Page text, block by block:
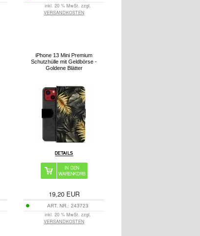
inkl. 20 % MwSt. zzgl.
VERSANDKOSTEN
iPhone 13 Mini Premium
Schutzhülle mit Geldbörse -
Goldene Blätter
19,20EUR
ART. NR.: 243723
inkl. 20 % MwSt. zzgl.
VERSANDKOSTEN